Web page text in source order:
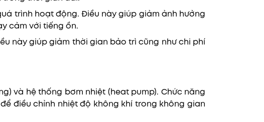
trình hoạt động. Điều này giúp giảm ảnh hưởng
cảm với tiếng ồn.
này giúp giảm thời gian bảo trì cũng như chi phí
và hệ thống bơm nhiệt (heat pump). Chức năng
điều chỉnh nhiệt độ không khí trong không gian